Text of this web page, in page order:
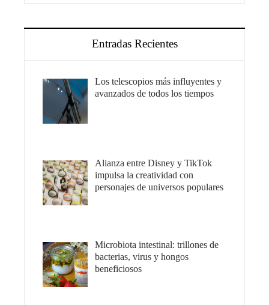
Entradas Recientes
Los telescopios más influyentes y
avanzados de todos los tiempos
Alianza entre Disney y TikTok
impulsa la creatividad con
personajes de universos populares
Microbiota intestinal: trillones de
bacterias, virus y hongos
beneficiosos